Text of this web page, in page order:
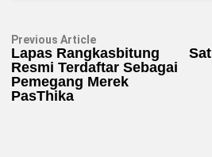
Navigasi
pos
Previous ArticlePrevious
article:
Lapas Rangkasbitung
Resmi Terdaftar Sebagai
Pemegang Merek
PasThika